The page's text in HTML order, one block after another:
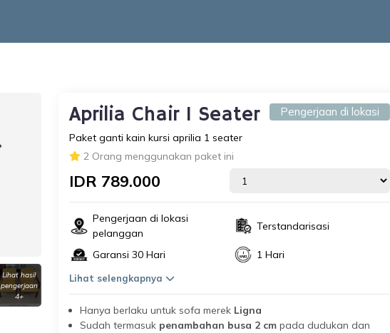
Lihat hasil
pengerjaan
4+
Aprilia Chair 1 Seater Pengerjaan di lokasi
Paket ganti kain kursi aprilia 1 seater
2 Orang menggunakan paket ini
IDR 789.000
Pengerjaan di lokasi
pelanggan
Terstandarisasi
Garansi 30 Hari 1 Hari
Lihat selengkapnya
Hanya berlaku untuk sofa merek Ligna
Sudah termasuk penambahan busa 2 cmpada dudukan dan